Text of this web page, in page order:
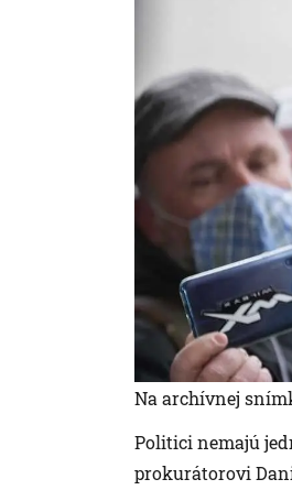
Na archívnej
Politici nemajú
prokurátorovi